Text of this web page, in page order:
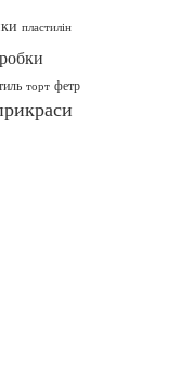
пластилін
торт фетр